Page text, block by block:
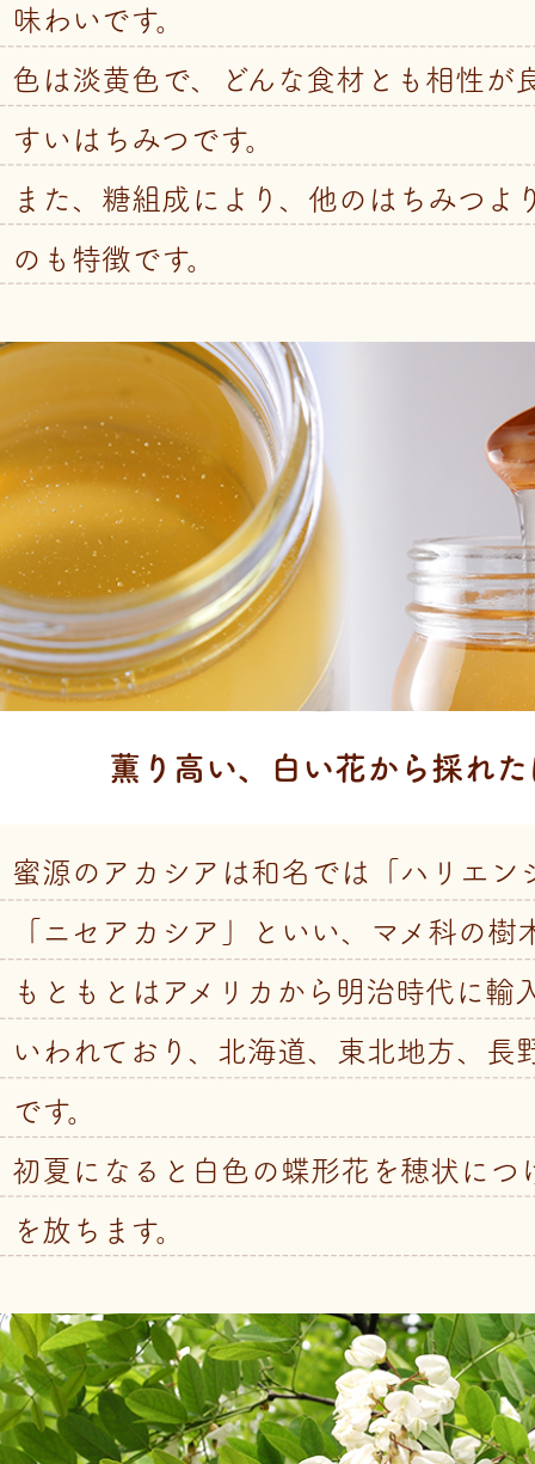
味わいです。
色は淡黄色で、どんな食材とも相性が
すいはちみつです。
また、糖組成により、他のはちみつよ
のも特徴です。
薫り高い、白い花から採れ
蜜源のアカシアは和名では「ハリエン
「ニセアカシア」といい、マメ科の樹
もともとはアメリカから明治時代に輸
いわれており、北海道、東北地方、長
です。
初夏になると白色の蝶形花を穂状につ
を放ちます。